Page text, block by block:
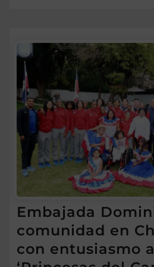
Embajada
comunidad en
con entusiasmo